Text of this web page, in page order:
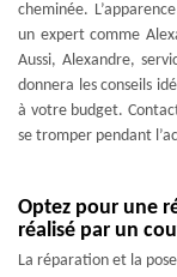
cheminée.
un expert comme
Aussi, Alexandre,
donnera les conseils
à votre budget.
se tromper pendant
Optez pour une
réalisé par un
La réparation et la